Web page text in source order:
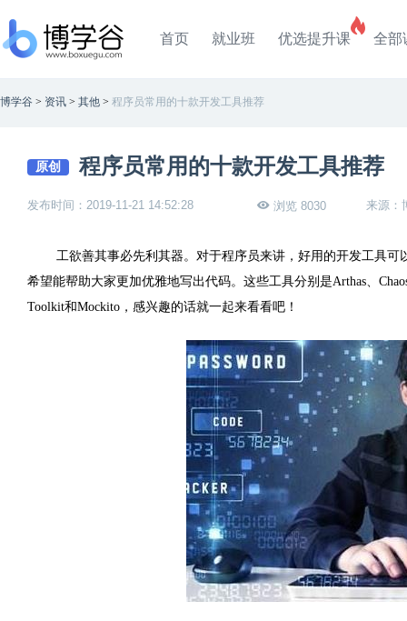
首页 就业班 优选提升课 全部
博学谷 > 资讯 > 其他 > 程序员常用的十款开发工具推荐
原创 程序员常用的十款开发工具推荐
发布时间：2019-11-21 14:52:28 浏览 8030 来源：
工欲善其事必先利其器。对于程序员来讲，好用的开发工具
希望能帮助大家更加优雅地写出代码。这些工具分别是Arthas、
Toolkit和Mockito，感兴趣的话就一起来看看吧！